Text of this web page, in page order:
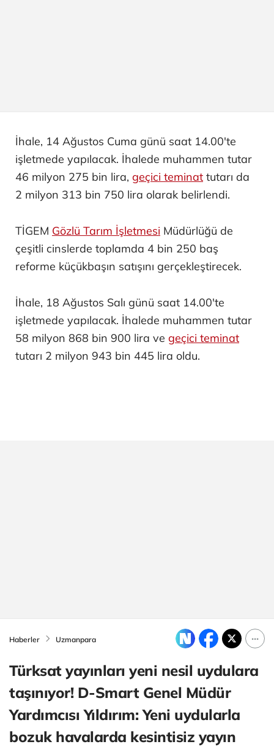
İhale, 14 Ağustos Cuma günü saat 14.00'te
işletmede yapılacak. İhalede muhammen tutar
46 milyon 275 bin lira, geçici teminat tutarı da
2 milyon 313 bin 750 lira olarak belirlendi.
TİGEM Gözlü Tarım İşletmesi Müdürlüğü de
çeşitli cinslerde toplamda 4 bin 250 baş
reforme küçükbaşın satışını gerçekleştirecek.
İhale, 18 Ağustos Salı günü saat 14.00'te
işletmede yapılacak. İhalede muhammen tutar
58 milyon 868 bin 900 lira ve geçici teminat
tutarı 2 milyon 943 bin 445 lira oldu.
Haberler Uzmanpara
Türksat yayınları yeni nesil uydulara
taşınıyor! D-Smart Genel Müdür
Yardımcısı Yıldırım: Yeni uydularla
bozuk havalarda kesintisiz yayın